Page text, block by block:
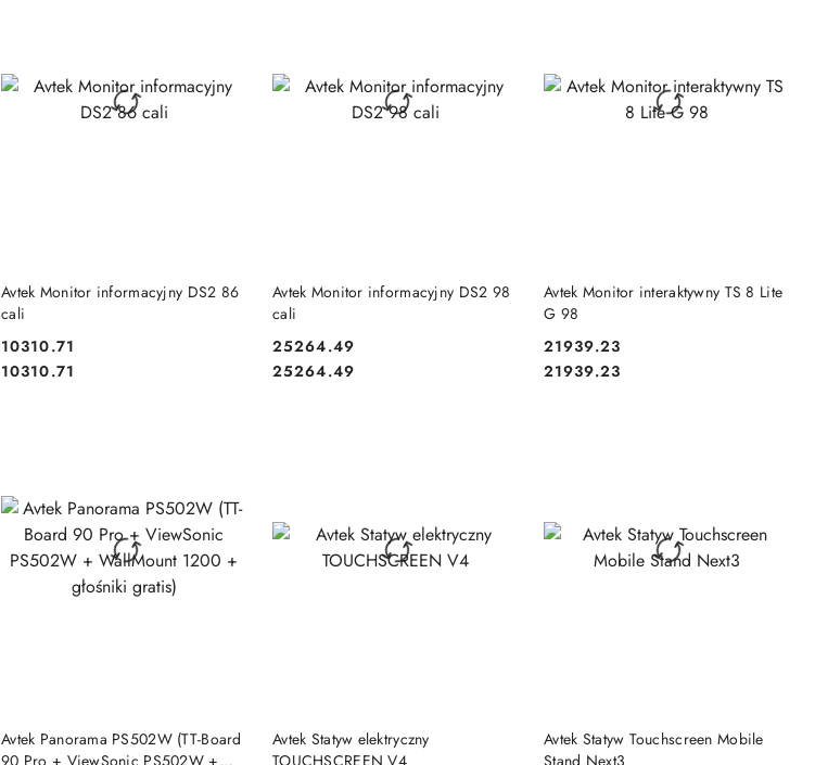
Avtek Monitor informacyjny DS2 86
cali
Cena:
10310.71
Cena:
10310.71
PRODUKT NIEDOSTĘPNY
Avtek Monitor informacyjny DS2 98
cali
Cena:
25264.49
Cena:
25264.49
PRODUKT NIEDOSTĘPNY
Avtek Monitor interaktywny TS 8 Lite
G 98
Cena:
21939.23
Cena:
21939.23
PRODUKT NIEDOSTĘPNY
Avtek Panorama PS502W (TT-Board
90 Pro + ViewSonic PS502W +
PRODUKT NIEDOSTĘPNY
Avtek Statyw elektryczny
TOUCHSCREEN V4
PRODUKT NIEDOSTĘPNY
Avtek Statyw Touchscreen Mobile
Stand Next3
PRODUKT NIEDOSTĘPNY